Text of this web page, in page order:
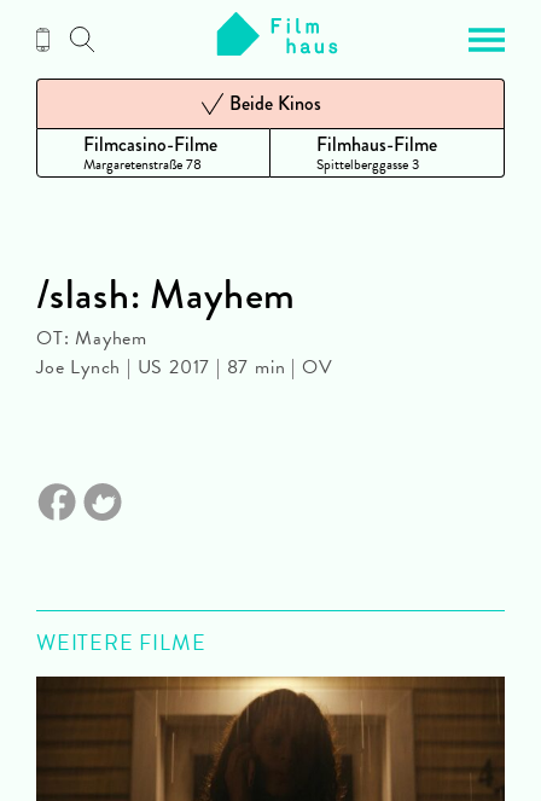
Inhalt
Filmcasino-Filme
Margaretenstraße 78
Beide Kinos
Filmhaus-Filme
Spittelberggasse 3
/slash: Mayhem
OT: Mayhem
Joe Lynch | US 2017 | 87 min | OV
WEITERE FILME